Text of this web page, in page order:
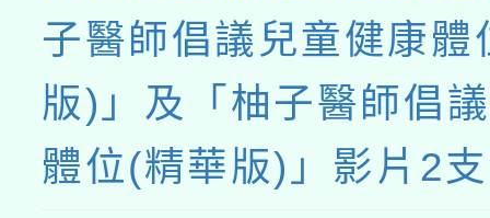
子醫師倡議兒童健康體
版)」及「柚子醫師倡
體位(精華版)」影片2支